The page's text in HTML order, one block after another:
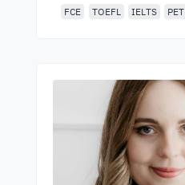
FCE TOEFL IELTS PET